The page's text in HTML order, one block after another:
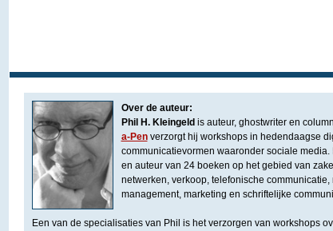
Over de auteur:
Phil H. Kleingeld is auteur, ghostwriter en
a-Pen verzorgt hij workshops in hedendaagse
communicatievormen waaronder sociale
en auteur van 24 boeken op het gebied van
netwerken, verkoop, telefonische communicatie,
management, marketing en schriftelijke
Een van de specialisaties van Phil is het verzorgen van workshops